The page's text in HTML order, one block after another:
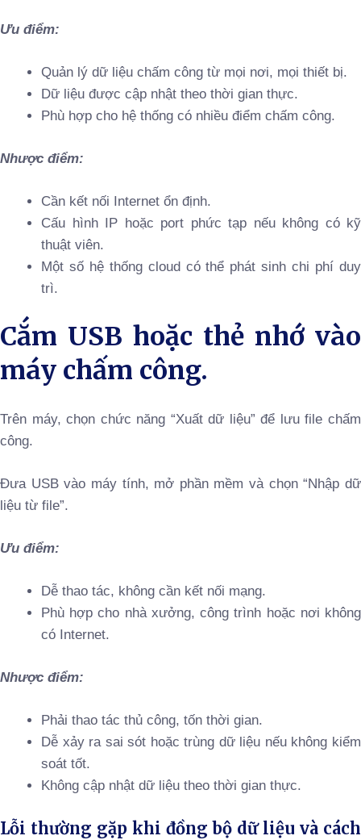
Ưu điểm:
Quản lý dữ liệu chấm công từ mọi nơi, mọi thiết bị.
Dữ liệu được cập nhật theo thời gian thực.
Phù hợp cho hệ thống có nhiều điểm chấm công.
Nhược điểm:
Cần kết nối Internet ổn định.
Cấu hình IP hoặc port phức tạp nếu không có kỹ
thuật viên.
Một số hệ thống cloud có thể phát sinh chi phí duy
trì.
Cắm USB hoặc thẻ nhớ vào
máy chấm công.
Trên máy, chọn chức năng “Xuất dữ liệu” để lưu file chấm
công.
Đưa USB vào máy tính, mở phần mềm và chọn “Nhập dữ
liệu từ file”.
Ưu điểm:
Dễ thao tác, không cần kết nối mạng.
Phù hợp cho nhà xưởng, công trình hoặc nơi không
có Internet.
Nhược điểm:
Phải thao tác thủ công, tốn thời gian.
Dễ xảy ra sai sót hoặc trùng dữ liệu nếu không kiểm
soát tốt.
Không cập nhật dữ liệu theo thời gian thực.
Lỗi thường gặp khi đồng bộ dữ liệu và cách